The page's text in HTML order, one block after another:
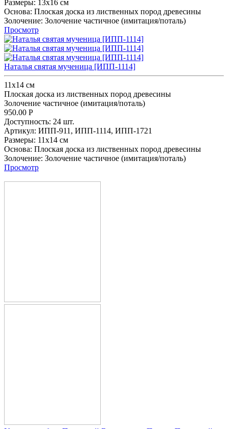
Размеры: 13x16 см
Основа: Плоская доска из лиственных пород древесины
Золочение: Золочение частичное (имитация/поталь)
Просмотр
Наталья святая мученица [ИПП-1114]
11х14 см
Плоская доска из лиственных пород древесины
Золочение частичное (имитация/поталь)
950.00 Р
Доступность: 24 шт.
Артикул: ИПП-911, ИПП-1114, ИПП-1721
Размеры: 11х14 см
Основа: Плоская доска из лиственных пород древесины
Золочение: Золочение частичное (имитация/поталь)
Просмотр